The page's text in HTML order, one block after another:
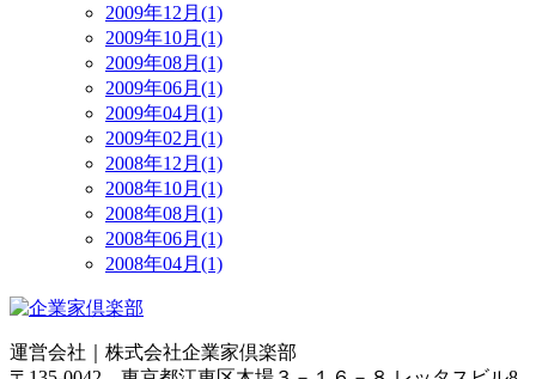
2009年12月(1)
2009年10月(1)
2009年08月(1)
2009年06月(1)
2009年04月(1)
2009年02月(1)
2008年12月(1)
2008年10月(1)
2008年08月(1)
2008年06月(1)
2008年04月(1)
運営会社｜ 株式会社企業家倶楽部